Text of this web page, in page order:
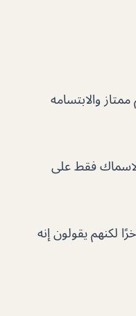
والابتسامه
فقط على
لكنهم يقولون إنه